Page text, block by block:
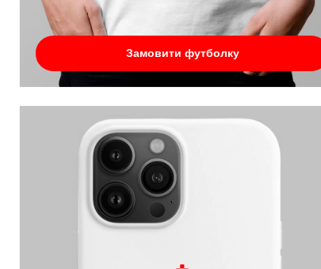
Замовити футболку